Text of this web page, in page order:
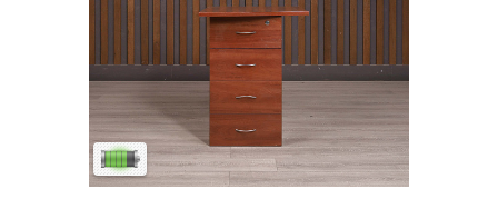
У товара присутствуют незначительные
следы эксплуатации, не влияющие на
удобство его использования
Низкая степень износа